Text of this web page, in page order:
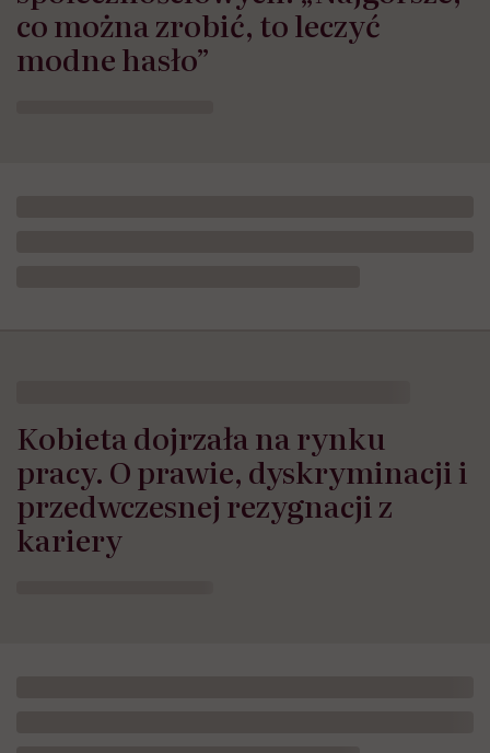
co można zrobić, to leczyć
modne hasło”
Kobieta dojrzała na rynku
pracy. O prawie, dyskryminacji i
przedwczesnej rezygnacji z
kariery